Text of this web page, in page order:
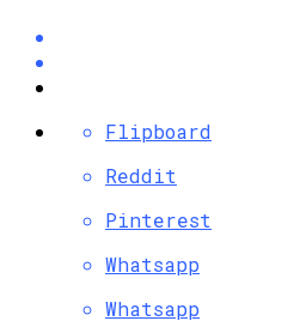
Flipboard
Reddit
Pinterest
Whatsapp
Whatsapp